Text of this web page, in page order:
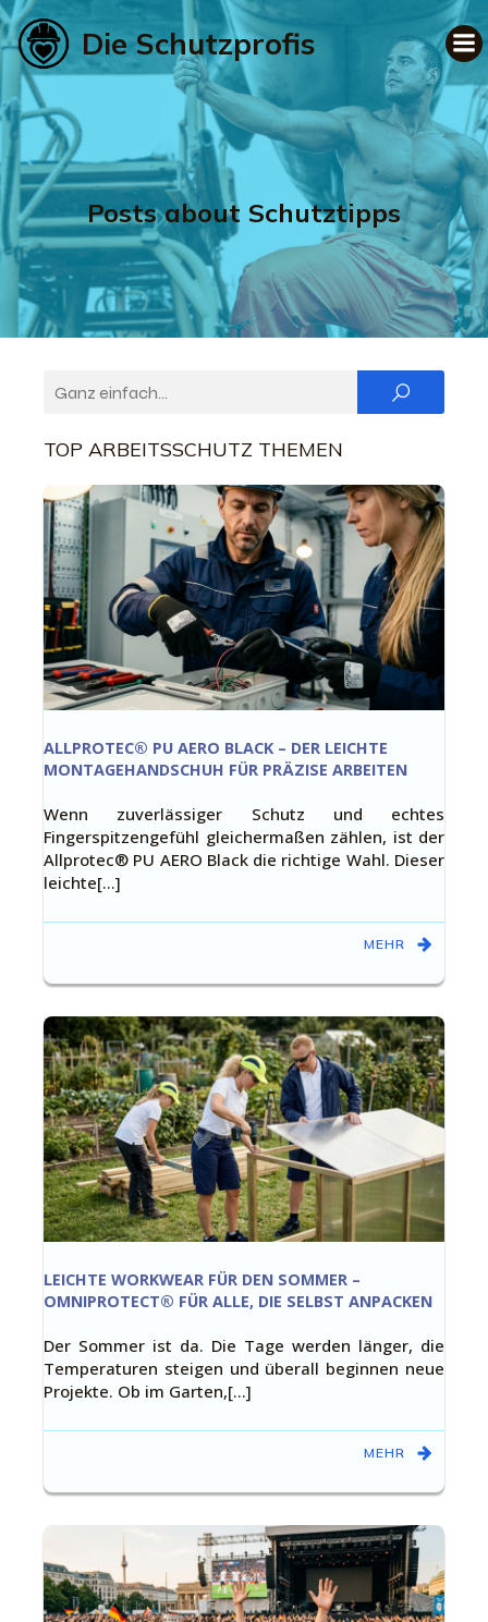
Die Schutzprofis
Posts about Schutztipps
TOP ARBEITSSCHUTZ THEMEN
ALLPROTEC® PU AERO BLACK – DER LEICHTE
MONTAGEHANDSCHUH FÜR PRÄZISE ARBEITEN
Wenn zuverlässiger Schutz und echtes
Fingerspitzengefühl gleichermaßen zählen, ist der
Allprotec® PU AERO Black die richtige Wahl. Dieser
leichte[…]
MEHR
LEICHTE WORKWEAR FÜR DEN SOMMER –
OMNIPROTECT® FÜR ALLE, DIE SELBST ANPACKEN
Der Sommer ist da. Die Tage werden länger, die
Temperaturen steigen und überall beginnen neue
Projekte. Ob im Garten,[…]
MEHR